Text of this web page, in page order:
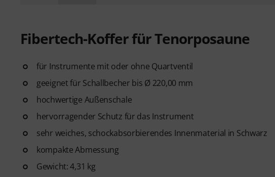
Fibertech-Koffer für Tenorposaune
für Instrumente mit oder ohne Quartventil
geeignet für Schallbecher bis Ø 220,00 mm
hochwertige Außenschale
hervorragender Schutz für das Instrument
sehr weiches, schockabsorbierendes Innenmaterial in Schwarz
kompakte Abmessung
Gewicht: 4,31 kg